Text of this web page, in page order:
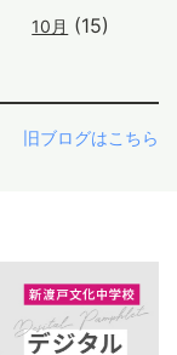
10月 (15)
旧ブログはこちら